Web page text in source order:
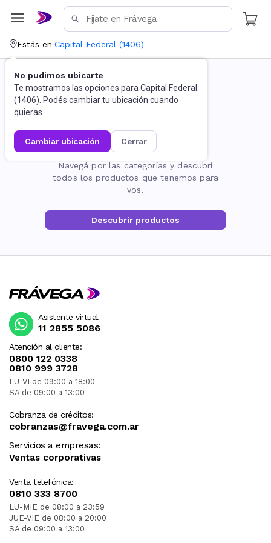
Estás en Capital Federal (1406)
No pudimos ubicarte
Te mostramos las opciones para Capital Federal
(1406). Podés cambiar tu ubicación cuando
quieras.
cambiar ubicación cerrar
La página no existe
Navegá por las categorías y descubrí
todos los productos que tenemos para
vos.
Descubrir productos
Atención al cliente:
0800 122 0338
0810 999 3728
LU-VI de 09:00 a 18:00
SA de 09:00 a 13:00
Cobranza de créditos:
cobranzas@fravega.com.ar
Servicios a empresas:
Ventas corporativas
Venta telefónica:
0810 333 8700
LU-MIE de 08:00 a 23:59
JUE-VIE de 08:00 a 20:00
SA de 09:00 a 13:00
Asistente virtual
11 2855 5086